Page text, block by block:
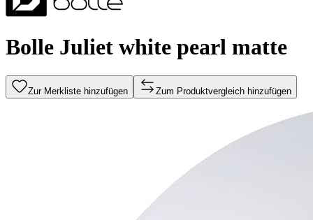
Bolle Juliet white pearl matte
Zur Merkliste hinzufügen Zum Produktvergleich hinzufügen